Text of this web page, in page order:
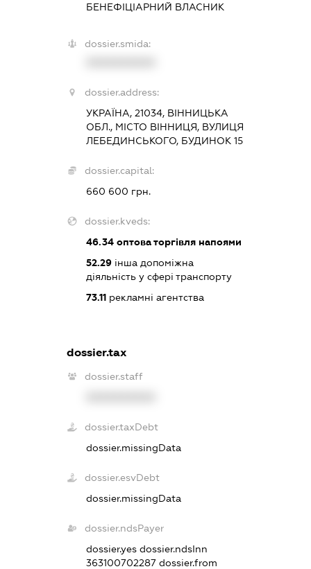
БЕНЕФІЦІАРНИЙ ВЛАСНИК
dossier.smida:
dossier.address:
УКРАЇНА, 21034, ВІННИЦЬКА
ОБЛ., МІСТО ВІННИЦЯ, ВУЛИЦЯ
ЛЕБЕДИНСЬКОГО, БУДИНОК 15
dossier.capital:
660 600 грн.
dossier.kveds:
46.34оптова торгівля напоями
52.29інша допоміжна
діяльність у сфері транспорту
73.11рекламні агентства
dossier.tax
dossier.staff
dossier.taxDebt
dossier.missingData
dossier.esvDebt
dossier.missingData
dossier.ndsPayer
dossier.yes dossier.ndsInn
363100702287 dossier.from